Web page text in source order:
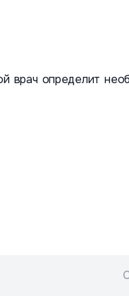
врач определит